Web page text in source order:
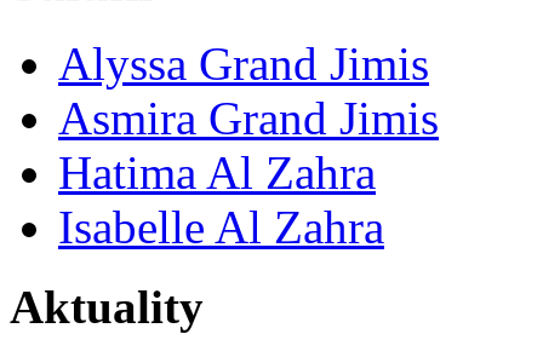
Alyssa Grand Jimis
Asmira Grand Jimis
Hatima Al Zahra
Isabelle Al Zahra
Aktuality